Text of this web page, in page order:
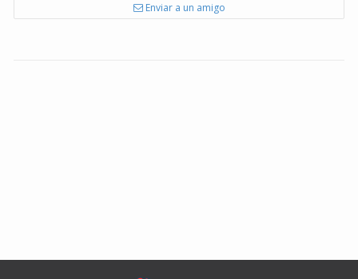
Enviar a un amigo